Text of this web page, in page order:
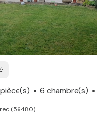
6 chambre(s)
(56480)